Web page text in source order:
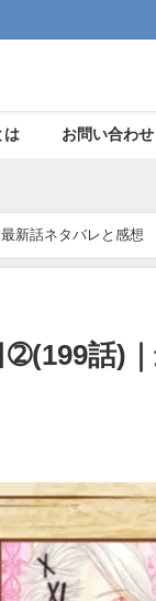
は お問い合わせ
新話ネタバレと感想
話)